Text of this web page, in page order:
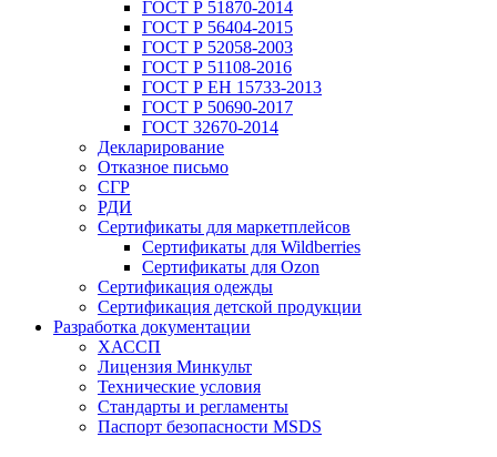
ГОСТ Р 51870-2014
ГОСТ Р 56404-2015
ГОСТ Р 52058-2003
ГОСТ Р 51108-2016
ГОСТ Р ЕН 15733-2013
ГОСТ Р 50690-2017
ГОСТ 32670-2014
Декларирование
Отказное письмо
СГР
РДИ
Сертификаты для маркетплейсов
Сертификаты для Wildberries
Сертификаты для Ozon
Сертификация одежды
Сертификация детской продукции
Разработка документации
ХАССП
Лицензия Минкульт
Технические условия
Стандарты и регламенты
Паспорт безопасности MSDS